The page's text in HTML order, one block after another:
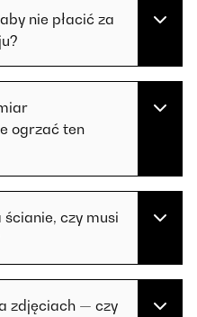
nie płacić za
ogrzać ten
ścianie, czy musi
zdjęciach — czy